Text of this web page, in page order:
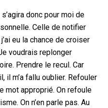
donc pour moi de
Celle de notifier
eu la chance de croiser
voudrais replonger
Prendre le recul. Car
il m’a fallu oublier. Refouler
mot approprié. On refoule
On n’en parle pas. Au